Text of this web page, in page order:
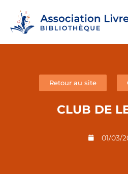
Retour au site
CLUB DE
01/03/